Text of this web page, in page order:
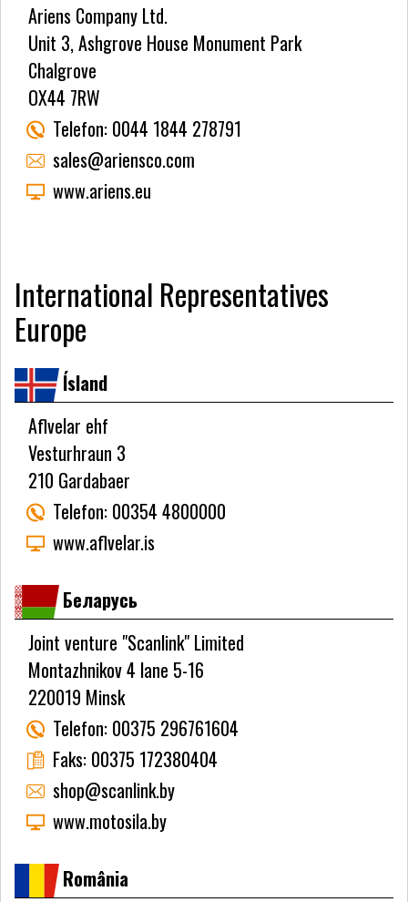
Ariens Company Ltd.
Unit 3, Ashgrove House Monument Park
Chalgrove
OX44 7RW
Telefon: 0044 1844 278791
sales@ariensco.com
www.ariens.eu
International Representatives
Europe
Ísland
Aflvelar ehf
Vesturhraun 3
210 Gardabaer
Telefon: 00354 4800000
www.aflvelar.is
Беларусь
Joint venture "Scanlink" Limited
Montazhnikov 4 lane 5-16
220019 Minsk
Telefon: 00375 296761604
Faks: 00375 172380404
shop@scanlink.by
www.motosila.by
România